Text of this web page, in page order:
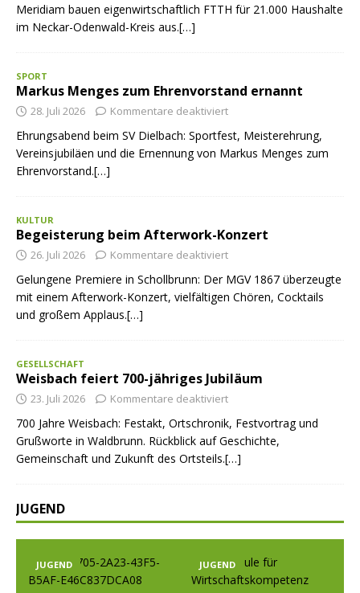
Meridiam bauen eigenwirtschaftlich FTTH für 21.000 Haushalte
im Neckar-Odenwald-Kreis aus.[…]
SPORT
Markus Menges zum Ehrenvorstand ernannt
28. Juli 2026 Kommentare deaktiviert
Ehrungsabend beim SV Dielbach: Sportfest, Meisterehrung,
Vereinsjubiläen und die Ernennung von Markus Menges zum
Ehrenvorstand.[…]
KULTUR
Begeisterung beim Afterwork-Konzert
26. Juli 2026 Kommentare deaktiviert
Gelungene Premiere in Schollbrunn: Der MGV 1867 überzeugte
mit einem Afterwork-Konzert, vielfältigen Chören, Cocktails
und großem Applaus.[…]
GESELLSCHAFT
Weisbach feiert 700-jähriges Jubiläum
23. Juli 2026 Kommentare deaktiviert
700 Jahre Weisbach: Festakt, Ortschronik, Festvortrag und
Grußworte in Waldbrunn. Rückblick auf Geschichte,
Gemeinschaft und Zukunft des Ortsteils.[…]
JUGEND
JUGEND JUGEND